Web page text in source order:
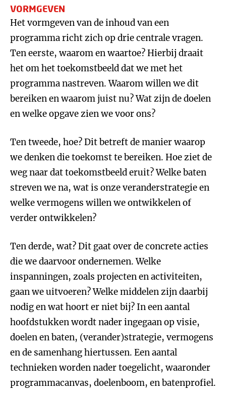
VORMGEVEN
Het vormgeven van de inhoud van een
programma richt zich op drie centrale vragen.
Ten eerste, waarom en waartoe? Hierbij draait
het om het toekomstbeeld dat we met het
programma nastreven. Waarom willen we dit
bereiken en waarom juist nu? Wat zijn de doelen
en welke opgave zien we voor ons?
Ten tweede, hoe? Dit betreft de manier waarop
we denken die toekomst te bereiken. Hoe ziet de
weg naar dat toekomstbeeld eruit? Welke baten
streven we na, wat is onze veranderstrategie en
welke vermogens willen we ontwikkelen of
verder ontwikkelen?
Ten derde, wat? Dit gaat over de concrete acties
die we daarvoor ondernemen. Welke
inspanningen, zoals projecten en activiteiten,
gaan we uitvoeren? Welke middelen zijn daarbij
nodig en wat hoort er niet bij? In een aantal
hoofdstukken wordt nader ingegaan op visie,
doelen en baten, (verander)strategie, vermogens
en de samenhang hiertussen. Een aantal
technieken worden nader toegelicht, waaronder
programmacanvas, doelenboom, en batenprofiel.